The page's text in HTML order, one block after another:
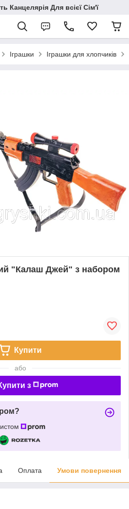
Канцелярія Для всієї Сім'ї
Іграшки Іграшки для хлопчиків
"Калаш Джей" з набором
Купити
або
з
Оплата Умови повернення